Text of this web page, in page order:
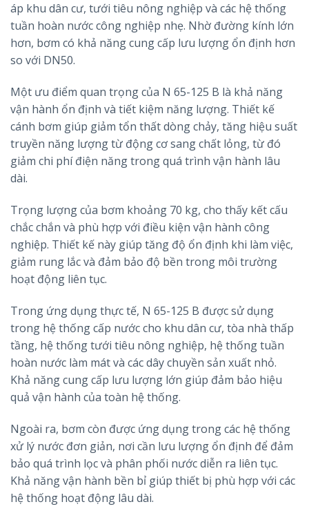
áp khu dân cư, tưới tiêu nông nghiệp và các hệ thống
tuần hoàn nước công nghiệp nhẹ. Nhờ đường kính lớn
hơn, bơm có khả năng cung cấp lưu lượng ổn định hơn
so với DN50.
Một ưu điểm quan trọng của N 65-125 B là khả năng
vận hành ổn định và tiết kiệm năng lượng. Thiết kế
cánh bơm giúp giảm tổn thất dòng chảy, tăng hiệu suất
truyền năng lượng từ động cơ sang chất lỏng, từ đó
giảm chi phí điện năng trong quá trình vận hành lâu
dài.
Trọng lượng của bơm khoảng 70 kg, cho thấy kết cấu
chắc chắn và phù hợp với điều kiện vận hành công
nghiệp. Thiết kế này giúp tăng độ ổn định khi làm việc,
giảm rung lắc và đảm bảo độ bền trong môi trường
hoạt động liên tục.
Trong ứng dụng thực tế, N 65-125 B được sử dụng
trong hệ thống cấp nước cho khu dân cư, tòa nhà thấp
tầng, hệ thống tưới tiêu nông nghiệp, hệ thống tuần
hoàn nước làm mát và các dây chuyền sản xuất nhỏ.
Khả năng cung cấp lưu lượng lớn giúp đảm bảo hiệu
quả vận hành của toàn hệ thống.
Ngoài ra, bơm còn được ứng dụng trong các hệ thống
xử lý nước đơn giản, nơi cần lưu lượng ổn định để đảm
bảo quá trình lọc và phân phối nước diễn ra liên tục.
Khả năng vận hành bền bỉ giúp thiết bị phù hợp với các
hệ thống hoạt động lâu dài.